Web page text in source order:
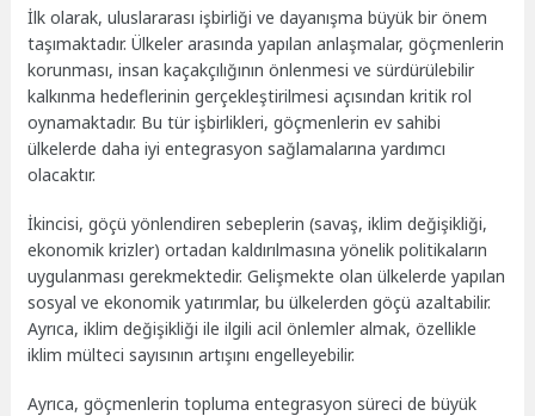
İlk olarak, uluslararası işbirliği ve dayanışma büyük bir önem
taşımaktadır. Ülkeler arasında yapılan anlaşmalar, göçmenlerin
korunması, insan kaçakçılığının önlenmesi ve sürdürülebilir
kalkınma hedeflerinin gerçekleştirilmesi açısından kritik rol
oynamaktadır. Bu tür işbirlikleri, göçmenlerin ev sahibi
ülkelerde daha iyi entegrasyon sağlamalarına yardımcı
olacaktır.
İkincisi, göçü yönlendiren sebeplerin (savaş, iklim değişikliği,
ekonomik krizler) ortadan kaldırılmasına yönelik politikaların
uygulanması gerekmektedir. Gelişmekte olan ülkelerde yapılan
sosyal ve ekonomik yatırımlar, bu ülkelerden göçü azaltabilir.
Ayrıca, iklim değişikliği ile ilgili acil önlemler almak, özellikle
iklim mülteci sayısının artışını engelleyebilir.
Ayrıca, göçmenlerin topluma entegrasyon süreci de büyük